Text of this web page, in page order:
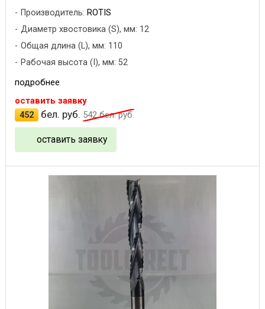
Производитель: ROTIS
Диаметр хвостовика (S), мм: 12
Общая длина (L), мм: 110
Рабочая высота (I), мм: 52
подробнее
оставить заявку
452
бел. руб. 542бел. руб.
оставить заявку